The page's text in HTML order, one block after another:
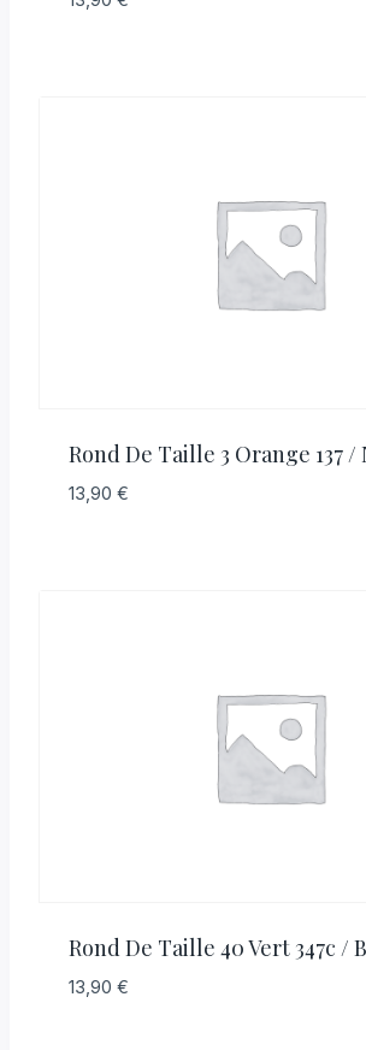
Rond De Taille 3 Orange 137 /
13,90 €
Rond De Taille 40 Vert 347c /
13,90 €